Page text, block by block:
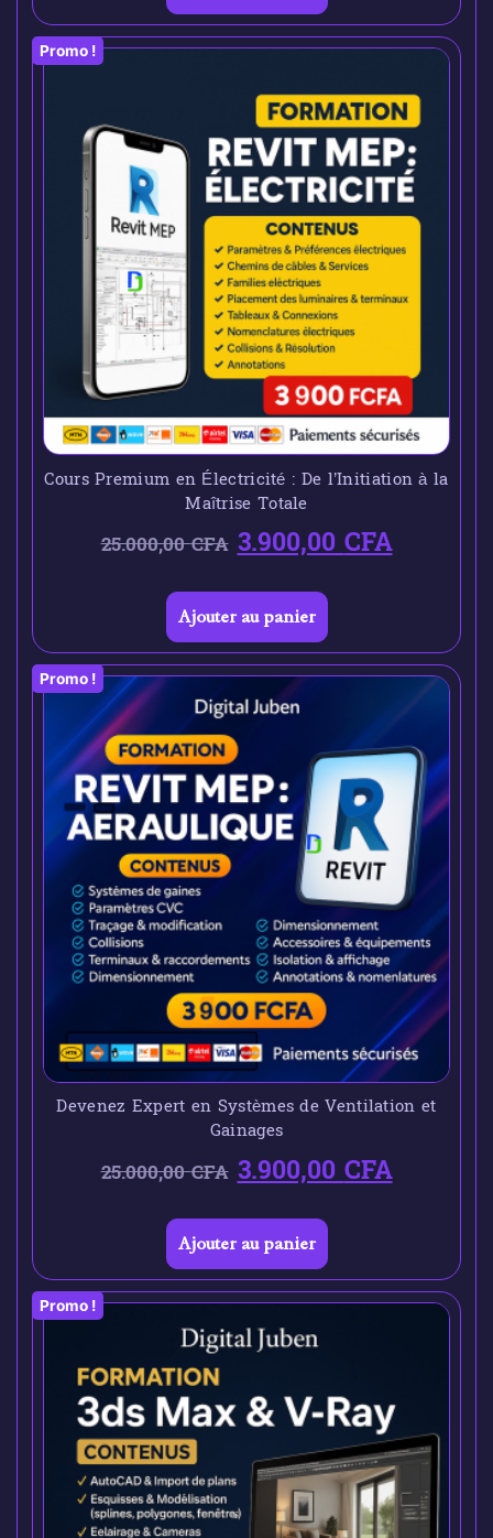
Promo !
Cours Premium en Électricité : De l’Initiation à la
Maîtrise Totale
25.000,00CFA 3.900,00CFA
Ajouter au panier
Promo !
Devenez Expert en Systèmes de Ventilation et
Gainages
25.000,00CFA 3.900,00CFA
Ajouter au panier
Promo !